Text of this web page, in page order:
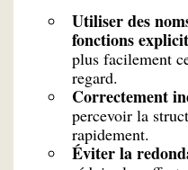
Utiliser des
fonctions
plus facilement
regard.
Correctement
percevoir la
rapidement.
Éviter la